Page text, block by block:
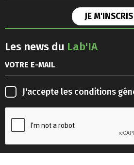
Les news du Lab'IA
J'accepte les conditions